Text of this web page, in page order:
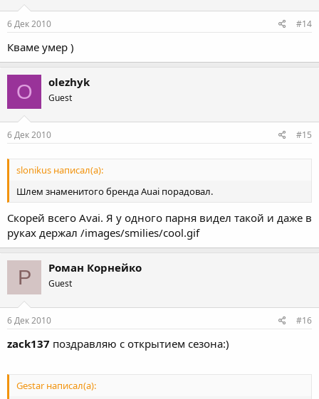
6 Дек 2010 #14
Кваме умер )
O olezhyk
Guest
6 Дек 2010 #15
slonikus написал(а):
Шлем знаменитого бренда Auai порадовал.
Скорей всего Avai. Я у одного парня видел такой и даже в
руках держал /images/smilies/cool.gif
Р Роман Корнейко
Guest
6 Дек 2010 #16
zack137 поздравляю с открытием сезона:)
Gestar написал(а):